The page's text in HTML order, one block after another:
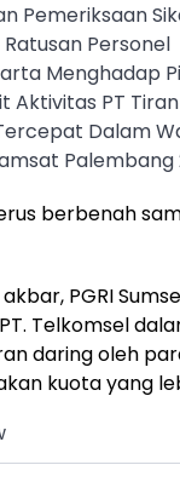
Pemeriksaan
Personel
Menghadap
Aktivitas PT
Dalam
Palembang
berbenah
PGRI
Telkomsel
daring oleh
kuota yang